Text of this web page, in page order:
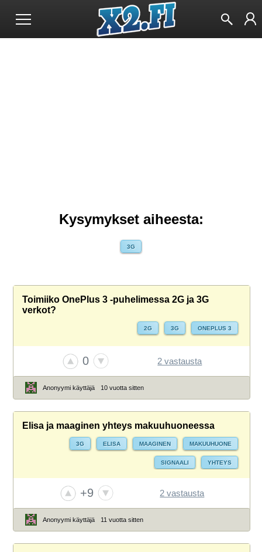
Kysymykset aiheesta:
3G
Toimiiko OnePlus 3 -puhelimessa 2G ja 3G
verkot?
2G 3G ONEPLUS 3
0 2 vastausta
Anonyymi käyttäjä 10 vuotta sitten
Elisa ja maaginen yhteys makuuhuoneessa
3G ELISA MAAGINEN MAKUUHUONE
SIGNAALI YHTEYS
+9 2 vastausta
Anonyymi käyttäjä 11 vuotta sitten